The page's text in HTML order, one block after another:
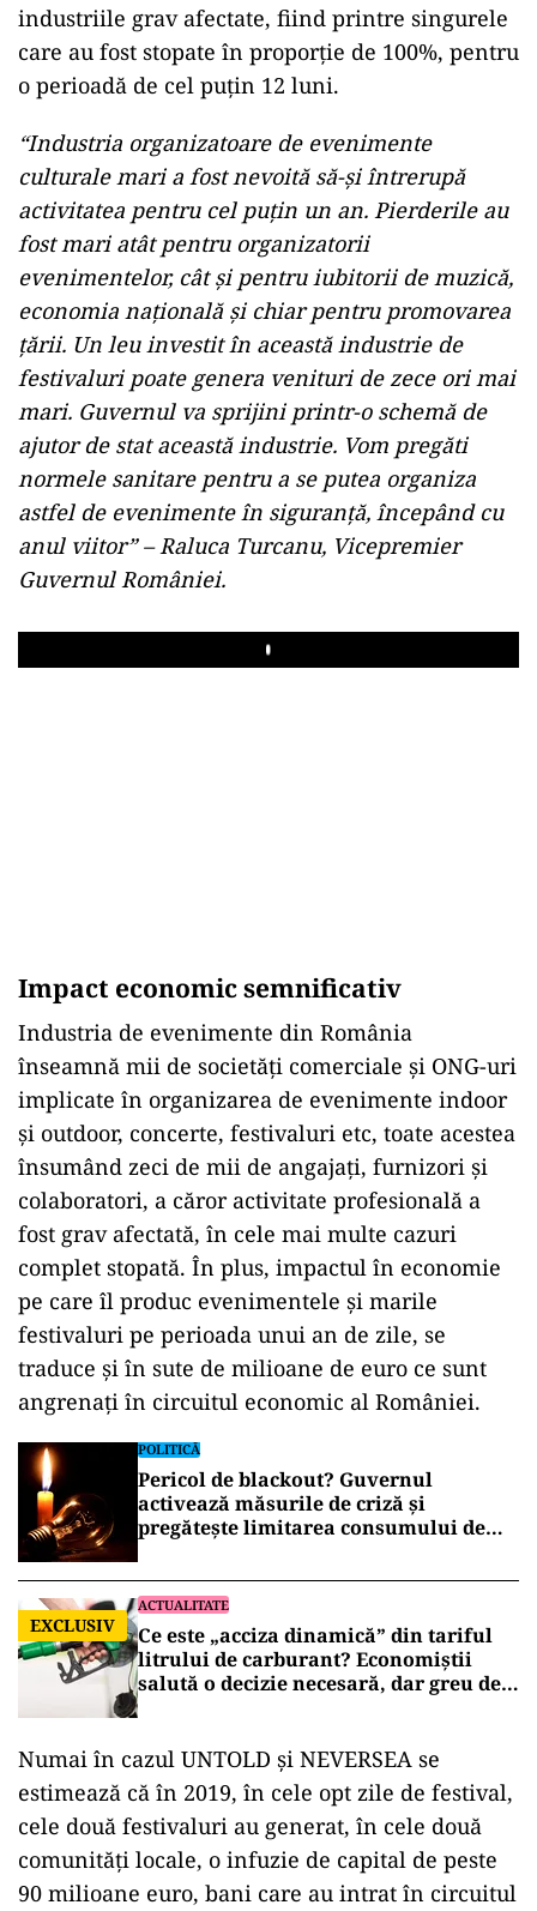
industriile grav afectate, fiind printre singurele
care au fost stopate în proporție de 100%, pentru
o perioadă de cel puțin 12 luni.
“Industria organizatoare de evenimente
culturale mari a fost nevoită să-și întrerupă
activitatea pentru cel puțin un an. Pierderile au
fost mari atât pentru organizatorii
evenimentelor, cât și pentru iubitorii de muzică,
economia națională și chiar pentru promovarea
țării. Un leu investit în această industrie de
festivaluri poate genera venituri de zece ori mai
mari. Guvernul va sprijini printr-o schemă de
ajutor de stat această industrie. Vom pregăti
normele sanitare pentru a se putea organiza
astfel de evenimente în siguranță, începând cu
anul viitor” – Raluca Turcanu, Vicepremier
Guvernul României.
Play
Impact economic semnificativ
Industria de evenimente din România
înseamnă mii de societăți comerciale și ONG-uri
implicate în organizarea de evenimente indoor
și outdoor, concerte, festivaluri etc, toate acestea
însumând zeci de mii de angajați, furnizori și
colaboratori, a căror activitate profesională a
fost grav afectată, în cele mai multe cazuri
complet stopată. În plus, impactul în economie
pe care îl produc evenimentele și marile
festivaluri pe perioada unui an de zile, se
traduce și în sute de milioane de euro ce sunt
angrenați în circuitul economic al României.
POLITICĂ
Pericol de blackout? Guvernul
activează măsurile de criză și
pregătește limitarea consumului de
EXCLUSIV
ACTUALITATE
Ce este „acciza dinamică” din tariful
litrului de carburant? Economiștii
salută o decizie necesară, dar greu de
Numai în cazul UNTOLD și NEVERSEA se
estimează că în 2019, în cele opt zile de festival,
cele două festivaluri au generat, în cele două
comunități locale, o infuzie de capital de peste
90 milioane euro, bani care au intrat în circuitul